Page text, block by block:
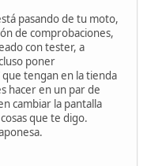
pasando de tu moto,
de comprobaciones,
con tester, a
poner
tengan en la tienda
hacer en un par de
cambiar la pantalla
que te digo.